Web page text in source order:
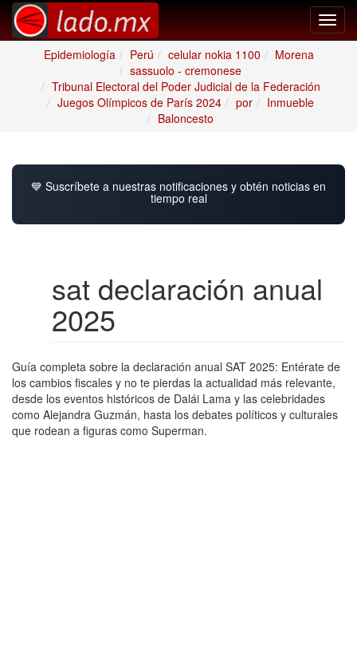
Epidemiología
Perú celular nokia 1100
Morena
sassuolo - cremonese
Tribunal Electoral del Poder Judicial de la Federación
Juegos Olímpicos de París 2024
por
Inmueble
Baloncesto
💙 Suscríbete a nuestras notificaciones y obtén noticias en
tiempo real
sat declaración anual
2025
Guía completa sobre la declaración anual SAT 2025: Entérate de
los cambios fiscales y no te pierdas la actualidad más relevante,
desde los eventos históricos de Dalái Lama y las celebridades
como Alejandra Guzmán, hasta los debates políticos y culturales
que rodean a figuras como Superman.